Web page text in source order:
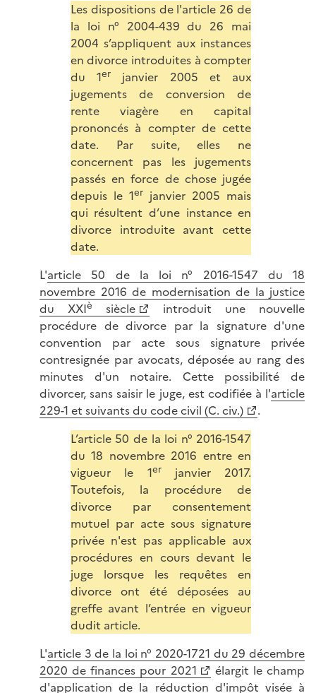
Les dispositions de l'article 26 de
la loi n° 2004-439 du 26 mai
2004 s’appliquent aux instances
en divorce introduites à compter
du 1er
janvier 2005 et aux
jugements de conversion de
rente viagère en capital
prononcés à compter de cette
date. Par suite, elles ne
concernent pas les jugements
passés en force de chose jugée
depuis le 1erjanvier 2005 mais
qui résultent d’une instance en
divorce introduite avant cette
date.
L'article 50 de la loi n° 2016-1547 du 18
novembre 2016 de modernisation de la justice
du XXIè siècle
introduit une nouvelle
procédure de divorce par la signature d'une
convention par acte sous signature privée
contresignée par avocats, déposée au rang des
minutes d'un notaire. Cette possibilité de
divorcer, sans saisir le juge, est codifiée à l'article
229-1 et suivants du code civil (C. civ.)
.
L’article 50 de la loi n° 2016-1547
du 18 novembre 2016 entre en
vigueur le 1erjanvier 2017.
Toutefois, la procédure de
divorce par consentement
mutuel par acte sous signature
privée n'est pas applicable aux
procédures en cours devant le
juge lorsque les requêtes en
divorce ont été déposées au
greffe avant l’entrée en vigueur
dudit article.
L'article 3 de la loi n° 2020-1721 du 29 décembre
2020 de finances pour 2021
élargit le champ
d'application de la réduction d'impôt visée à